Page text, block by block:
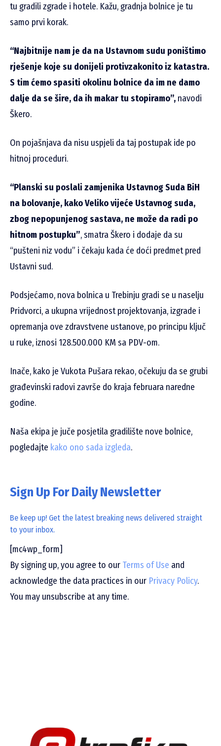
tu gradili zgrade i hotele. Kažu, gradnja bolnice je tu
samo prvi korak.
“Najbitnije nam je da na Ustavnom sudu poništimo
rješenje koje su donijeli protivzakonito iz katastra.
S tim ćemo spasiti okolinu bolnice da im ne damo
dalje da se šire, da ih makar tu stopiramo”, navodi
Škero.
On pojašnjava da nisu uspjeli da taj postupak ide po
hitnoj proceduri.
“Planski su poslali zamjenika Ustavnog Suda BiH
na bolovanje, kako Veliko vijeće Ustavnog suda,
zbog nepopunjenog sastava, ne može da radi po
hitnom postupku”, smatra Škero i dodaje da su
“pušteni niz vodu” i čekaju kada će doći predmet pred
Ustavni sud.
Podsjećamo, nova bolnica u Trebinju gradi se u naselju
Pridvorci, a ukupna vrijednost projektovanja, izgrade i
opremanja ove zdravstvene ustanove, po principu ključ
u ruke, iznosi 128.500.000 KM sa PDV-om.
Inače, kako je Vukota Pušara rekao, očekuju da se grubi
građevinski radovi završe do kraja februara naredne
godine.
Naša ekipa je juče posjetila gradilište nove bolnice,
pogledajte kako ono sada izgleda.
Sign Up For Daily Newsletter
Be keep up! Get the latest breaking news delivered straight
to your inbox.
[mc4wp_form]
By signing up, you agree to our Terms of Use and
acknowledge the data practices in our Privacy Policy.
You may unsubscribe at any time.